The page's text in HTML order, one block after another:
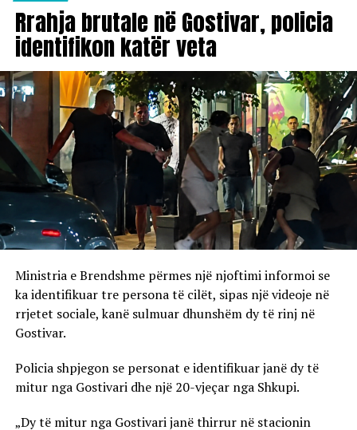
Rrahja brutale në Gostivar, policia
identifikon katër veta
Ministria e Brendshme përmes një njoftimi informoi se
ka identifikuar tre persona të cilët, sipas një videoje në
rrjetet sociale, kanë sulmuar dhunshëm dy të rinj në
Gostivar.
Policia shpjegon se personat e identifikuar janë dy të
mitur nga Gostivari dhe një 20-vjeçar nga Shkupi.
„Dy të mitur nga Gostivari janë thirrur në stacionin